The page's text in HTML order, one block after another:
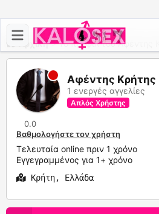
Αρχική >Το προφίλ του Αφέντης
Αφέντης Κρήτης
1 ενεργές αγγελίες
Απλός Χρήστης
0.0
Βαθμολογήστε τον χρήστη
Τελευταία online πριν 1 χρόνο
Εγγεγραμμένος για 1+ χρόνο
Κρήτη, Ελλάδα